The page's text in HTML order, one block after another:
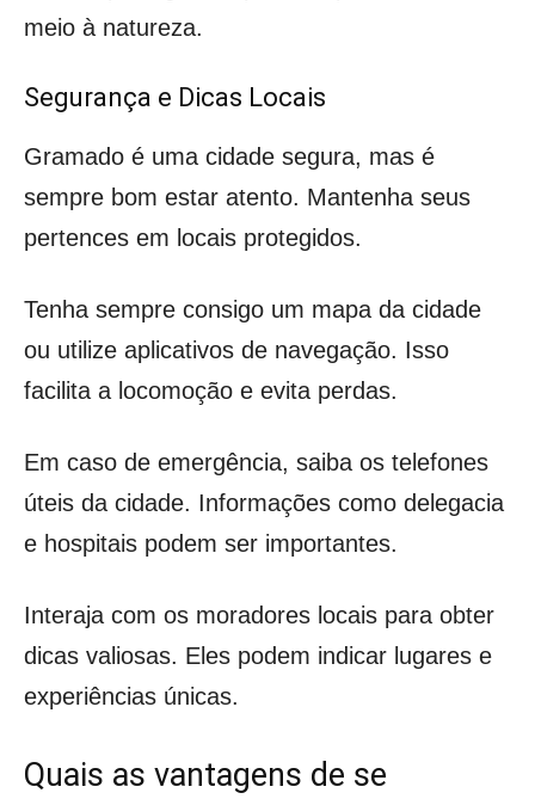
meio à natureza.
Segurança e Dicas Locais
Gramado é uma cidade segura, mas é
sempre bom estar atento. Mantenha seus
pertences em locais protegidos.
Tenha sempre consigo um mapa da cidade
ou utilize aplicativos de navegação. Isso
facilita a locomoção e evita perdas.
Em caso de emergência, saiba os telefones
úteis da cidade. Informações como delegacia
e hospitais podem ser importantes.
Interaja com os moradores locais para obter
dicas valiosas. Eles podem indicar lugares e
experiências únicas.
Quais as vantagens de se